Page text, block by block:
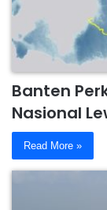
Banten
Nasional
Read More »